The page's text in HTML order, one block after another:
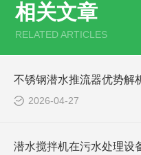
相关文章
RELATED ARTICLES
2026-04-27